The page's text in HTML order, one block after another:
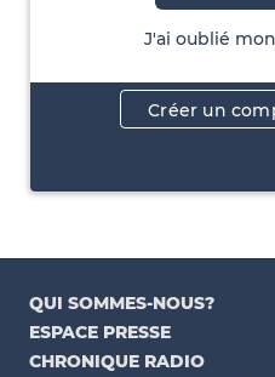
J'ai oublié
Créer un
QUI SOMMES-NOUS?
ESPACE PRESSE
CHRONIQUE RADIO